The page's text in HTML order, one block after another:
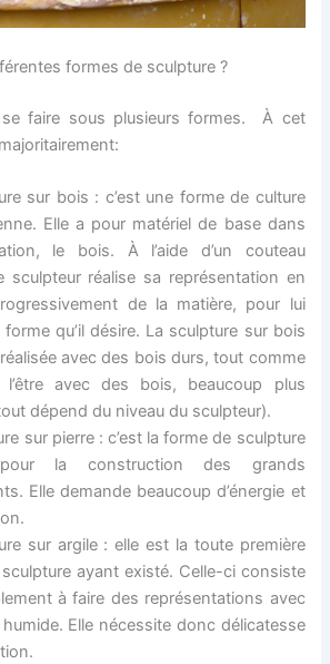
formes de sculpture ?
faire sous plusieurs formes. À cet
sur bois : c’est une forme de culture
Elle a pour matériel de base dans
le bois. À l’aide d’un couteau
sculpteur réalise sa représentation en
de la matière, pour lui
qu’il désire. La sculpture sur bois
avec des bois durs, tout comme
avec des bois, beaucoup plus
dépend du niveau du sculpteur).
sur pierre : c’est la forme de sculpture
la construction des grands
Elle demande beaucoup d’énergie et
sur argile : elle est la toute première
ayant existé. Celle-ci consiste
à faire des représentations avec
humide. Elle nécessite donc délicatesse